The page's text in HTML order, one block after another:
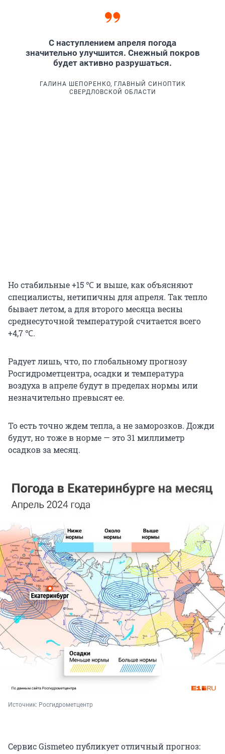
С наступлением апреля погода
значительно улучшится. Снежный покров
будет активно разрушаться.
ГАЛИНА ШЕПОРЕНКО, ГЛАВНЫЙ СИНОПТИК
СВЕРДЛОВСКОЙ ОБЛАСТИ
Но стабильные +15 ℃ и выше, как объясняют
специалисты, нетипичны для апреля. Так тепло
бывает летом, а для второго месяца весны
среднесуточной температурой считается всего
+4,7 ℃.
Радует лишь, что, по глобальному прогнозу
Росгидрометцентра, осадки и температура
воздуха в апреле будут в пределах нормы или
незначительно превысят ее.
То есть точно ждем тепла, а не заморозков. Дожди
будут, но тоже в норме — это 31 миллиметр
осадков за месяц.
Источник: Росгидрометцентр
Сервис Gismeteo публикует отличный прогноз: